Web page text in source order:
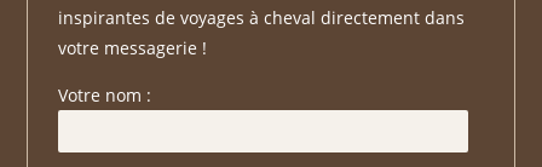
inspirantes de voyages à cheval directement dans
votre messagerie !
Votre nom :